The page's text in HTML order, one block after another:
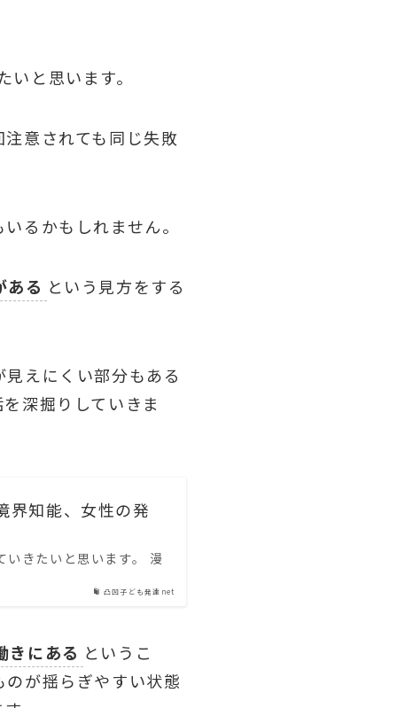
と思います。
意されても同じ失敗
るかもしれません。
ある という見方をする
えにくい部分もある
深掘りしていきま
凸凹子ども発達net
界知能、女性の発
きたいと思います。 漫
きにある というこ
が揺らぎやすい状態